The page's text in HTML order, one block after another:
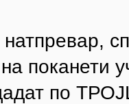
натпревар,
поканети
по